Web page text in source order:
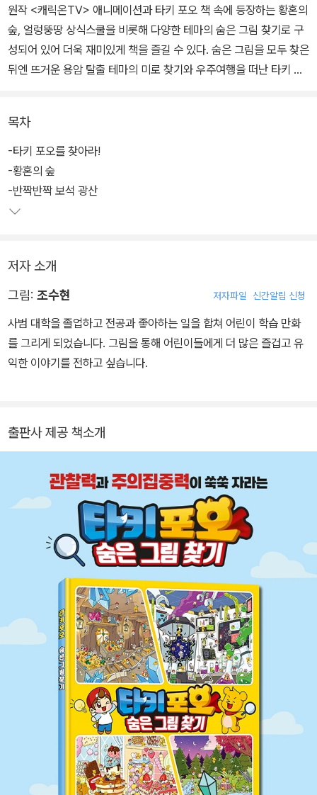
원작 <캐릭온TV> 애니메이션과 타키 포오 책 속에 등장하는 황혼의
숲, 얼렁뚱땅 상식스쿨을 비롯해 다양한 테마의 숨은 그림 찾기로 구
성되어 있어 더욱 재미있게 책을 즐길 수 있다. 숨은 그림을 모두 찾은
뒤엔 뜨거운 용암 탈출 테마의 미로 찾기와 우주여행을 떠난 타키 포
목차
-타키 포오를 찾아라!
-황혼의 숲
-반짝반짝 보석 광산
저자 소개
그림: 조수현 저자파일 신간알림 신청
사범 대학을 졸업하고 전공과 좋아하는 일을 합쳐 어린이 학습 만화
를 그리게 되었습니다. 그림을 통해 어린이들에게 더 많은 즐겁고 유
익한 이야기를 전하고 싶습니다.
출판사 제공 책소개